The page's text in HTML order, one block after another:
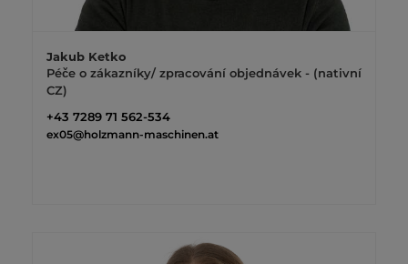
Jakub Ketko
Péče o zákazníky/ zpracování objednávek - (nativní
CZ)
+43 7289 71 562-534
ex05@holzmann-maschinen.at